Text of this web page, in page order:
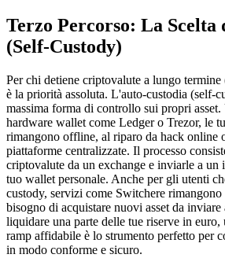
Terzo Percorso: La
(Self-Custody)
Per chi detiene criptovalute a lungo
è la priorità assoluta. L'auto-custodia (self-
massima forma di controllo sui propri
hardware wallet come Ledger o Trezor, le
rimangono offline, al riparo da hack online
piattaforme centralizzate. Il processo
criptovalute da un exchange e inviarle a un
tuo wallet personale. Anche per gli utenti
custody, servizi come Switchere
bisogno di acquistare nuovi asset da
liquidare una parte delle tue riserve in
ramp affidabile è lo strumento perfetto per
in modo conforme e sicuro.